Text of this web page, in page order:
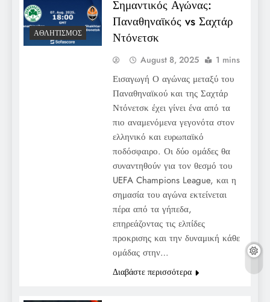
ΑΘΛΗΤΙΣΜΌΣ
Σημαντικός Αγώνας:
Παναθηναϊκός vs Σαχτάρ
Ντόνετσκ
August 8, 2025 1 mins
Εισαγωγή Ο αγώνας μεταξύ του
Παναθηναϊκού και της Σαχτάρ
Ντόνετσκ έχει γίνει ένα από τα
πιο αναμενόμενα γεγονότα στον
ελληνικό και ευρωπαϊκό
ποδόσφαιρο. Οι δύο ομάδες θα
συναντηθούν για τον θεσμό του
UEFA Champions League, και η
σημασία του αγώνα εκτείνεται
πέρα από τα γήπεδα,
επηρεάζοντας τις ελπίδες
προκρισης και την δυναμική κάθε
ομάδας στην…
Διαβάστε περισσότερα